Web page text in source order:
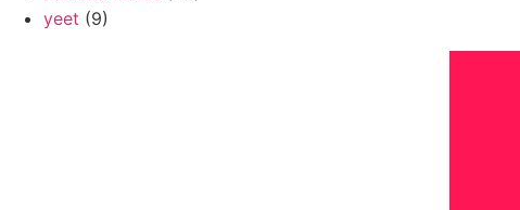
yeet (9)